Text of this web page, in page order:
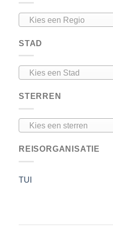
Kies een Regio
STAD
Kies een Stad
STERREN
Kies een sterren
REISORGANISATIE
TUI